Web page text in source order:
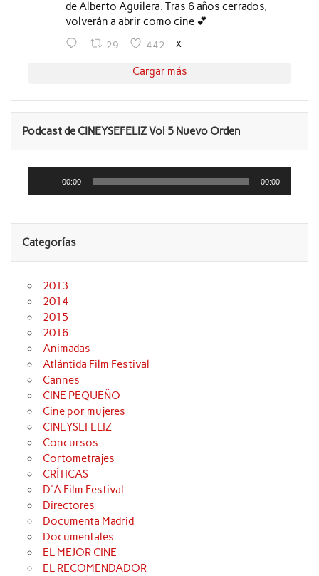
de Alberto Aguilera. Tras 6 años cerrados,
volverán a abrir como cine 💕
29 442 X
Cargar más
Podcast de CINEYSEFELIZ Vol 5 Nuevo Orden
Reproductor
audio
00:00 00:00
Categorías
2013
2014
2015
2016
Animadas
Atlántida Film Festival
Cannes
CINE PEQUEÑO
Cine por mujeres
CINEYSEFELIZ
Concursos
Cortometrajes
CRÍTICAS
D'A Film Festival
Directores
Documenta Madrid
Documentales
EL MEJOR CINE
EL RECOMENDADOR